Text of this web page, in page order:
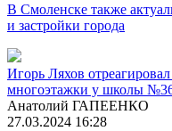
В Смоленске также
и застройки города
Игорь Ляхов
многоэтажки у школы
Анатолий ГАПЕЕНКО
27.03.2024 16:28